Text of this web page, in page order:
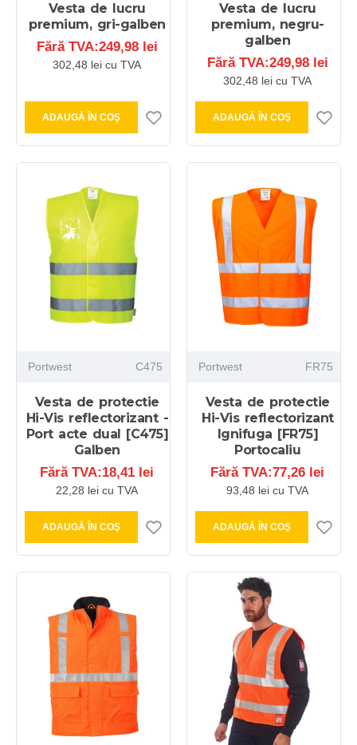
Vesta de lucru
premium, gri-galben
Fără TVA:249,98 lei
302,48 lei cu TVA
ADAUGĂ ÎN COŞ
Vesta de lucru
premium, negru-
galben
Fără TVA:249,98 lei
302,48 lei cu TVA
ADAUGĂ ÎN COŞ
Portwest C475
Vesta de protectie
Hi-Vis reflectorizant -
Port acte dual [C475]
Galben
Fără TVA:18,41 lei
22,28 lei cu TVA
ADAUGĂ ÎN COŞ
Portwest FR75
Vesta de protectie
Hi-Vis reflectorizant
Ignifuga [FR75]
Portocaliu
Fără TVA:77,26 lei
93,48 lei cu TVA
ADAUGĂ ÎN COŞ